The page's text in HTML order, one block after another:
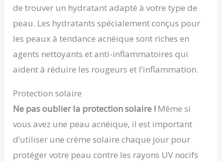
de trouver un hydratant adapté à votre type de
peau. Les hydratants spécialement conçus pour
les peaux à tendance acnéique sont riches en
agents nettoyants et anti-inflammatoires qui
aident à réduire les rougeurs et l’inflammation.
Protection solaire
Ne pas oublier la protection solaire ! Même si
vous avez une peau acnéique, il est important
d’utiliser une crème solaire chaque jour pour
protéger votre peau contre les rayons UV nocifs